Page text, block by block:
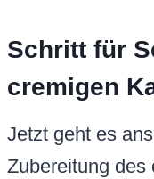
Schritt für
cremigen
Jetzt geht es
Zubereitung des